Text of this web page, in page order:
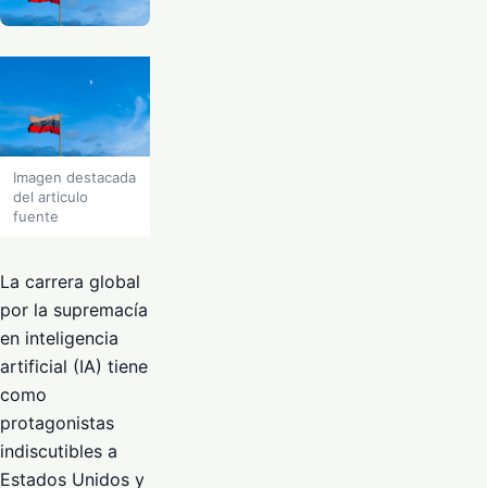
Imagen destacada
del articulo
fuente
La carrera global
por la supremacía
en inteligencia
artificial (IA) tiene
como
protagonistas
indiscutibles a
Estados Unidos y